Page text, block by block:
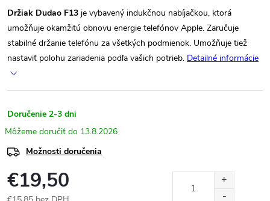
Držiak Dudao F13 je vybavený indukčnou nabíjačkou, ktorá
umožňuje okamžitú obnovu energie telefónov Apple. Zaručuje
stabilné držanie telefónu za všetkých podmienok. Umožňuje tiež
nastaviť polohu zariadenia podľa vašich potrieb. Detailné informácie
Doručenie 2-3 dni
13.8.2026
Možnosti doručenia
€19,50